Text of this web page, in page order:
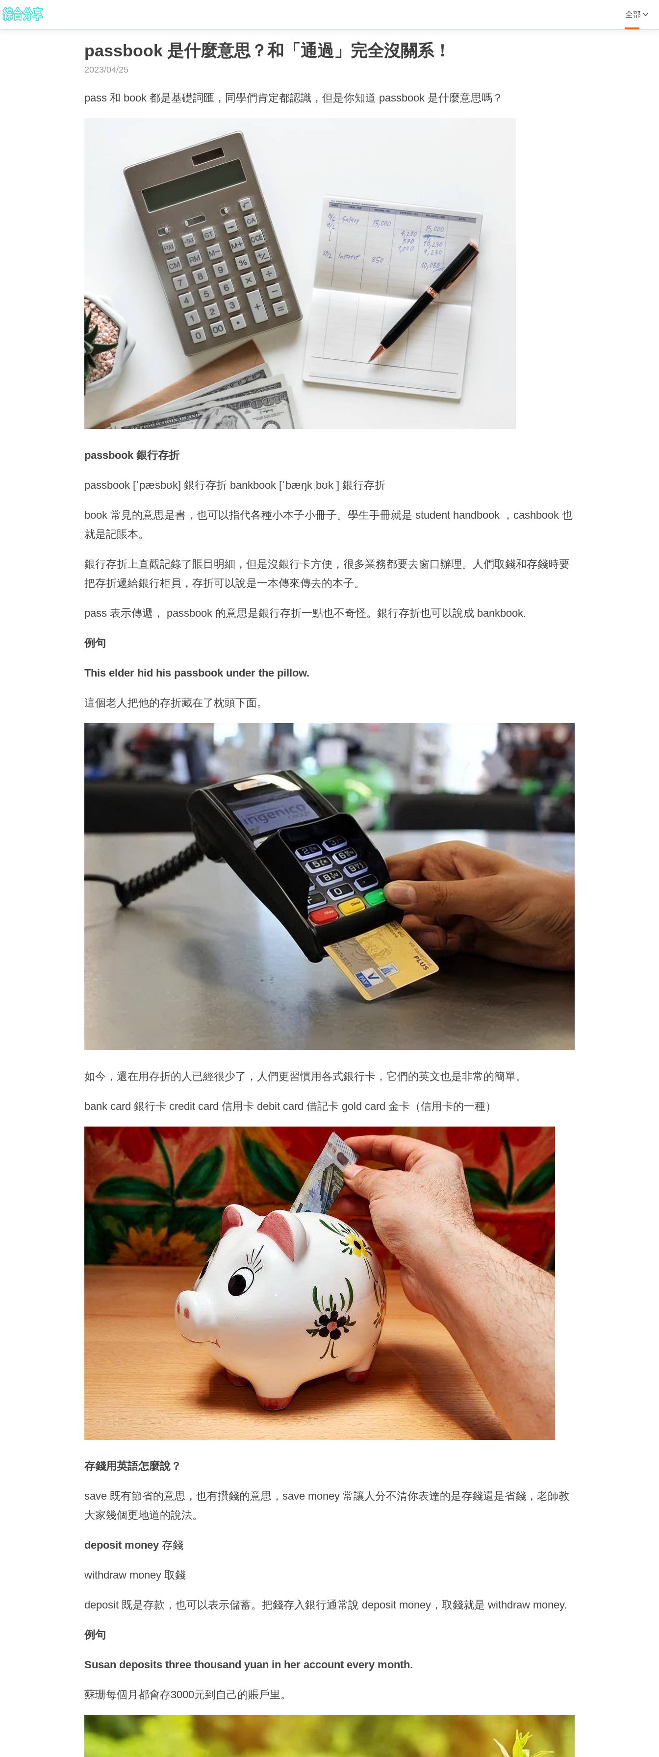
全部
passbook 是什麼意思？和「通過」完全沒關系！
2023/04/25
pass 和 book 都是基礎詞匯，同學們肯定都認識，但是你知道 passbook 是什麼意思嗎？
passbook 銀行存折
passbook [ˈpæsbʊk] 銀行存折 bankbook [ˈbæŋkˌbʊk ] 銀行存折
book 常見的意思是書，也可以指代各種小本子小冊子。學生手冊就是 student handbook ，cashbook 也
就是記賬本。
銀行存折上直觀記錄了賬目明細，但是沒銀行卡方便，很多業務都要去窗口辦理。人們取錢和存錢時要
把存折遞給銀行柜員，存折可以說是一本傳來傳去的本子。
pass 表示傳遞， passbook 的意思是銀行存折一點也不奇怪。銀行存折也可以說成 bankbook.
例句
This elder hid his passbook under the pillow.
這個老人把他的存折藏在了枕頭下面。
如今，還在用存折的人已經很少了，人們更習慣用各式銀行卡，它們的英文也是非常的簡單。
bank card 銀行卡 credit card 信用卡 debit card 借記卡 gold card 金卡（信用卡的一種）
存錢用英語怎麼說？
save 既有節省的意思，也有攢錢的意思，save money 常讓人分不清你表達的是存錢還是省錢，老師教
大家幾個更地道的說法。
deposit money 存錢
withdraw money 取錢
deposit 既是存款，也可以表示儲蓄。把錢存入銀行通常說 deposit money，取錢就是 withdraw money.
例句
Susan deposits three thousand yuan in her account every month.
蘇珊每個月都會存3000元到自己的賬戶里。